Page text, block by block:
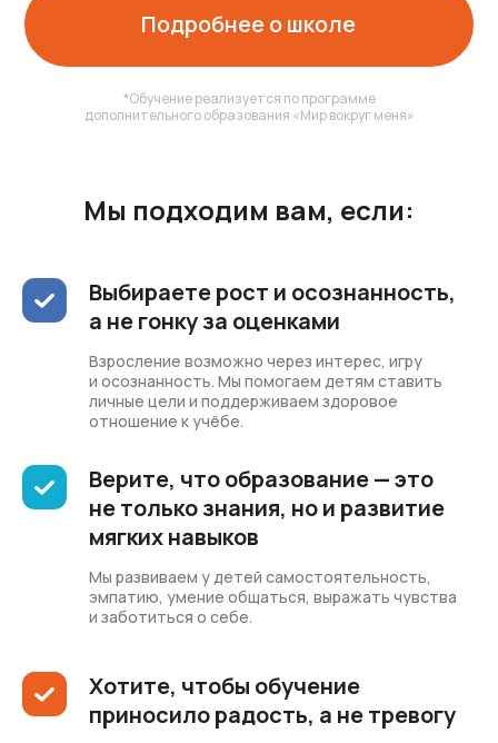
*Обучение реализуется по программе
дополнительного образования «Мир вокруг меня»
Подробнее о школе
Мы подходим вам, если:
Выбираете рост и осознанность,
а не гонку за оценками
Взросление возможно через интерес, игру
и осознанность. Мы помогаем детям ставить
личные цели и поддерживаем здоровое
отношение к учёбе.
Верите, что образование — это
не только знания, но и развитие
мягких навыков
Мы развиваем у детей самостоятельность,
эмпатию, умение общаться, выражать чувства
и заботиться о себе.
Хотите, чтобы обучение
приносило радость, а не тревогу